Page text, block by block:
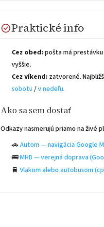
Praktické info
Cez obed: pošta má
vyššie.
Cez víkend: zatvorené.
sobotu /v nedeľu.
Ako sa sem dostať
Odkazy nasmerujú priamo na živé
🚗Autom — navigácia Google
🚌MHD — verejná doprava
🚆 Vlakom alebo autobusom